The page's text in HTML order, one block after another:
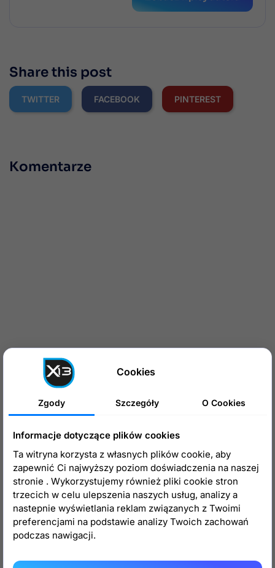
Share this post
TWITTER FACEBOOK PINTEREST
Komentarze
Cookies
Zgody Szczegóły O Cookies
Informacje dotyczące plików cookies
Ta witryna korzysta z własnych plików cookie, aby
zapewnić Ci najwyższy poziom doświadczenia na naszej
stronie . Wykorzystujemy również pliki cookie stron
trzecich w celu ulepszenia naszych usług, analizy a
nastepnie wyświetlania reklam związanych z Twoimi
preferencjami na podstawie analizy Twoich zachowań
podczas nawigacji.